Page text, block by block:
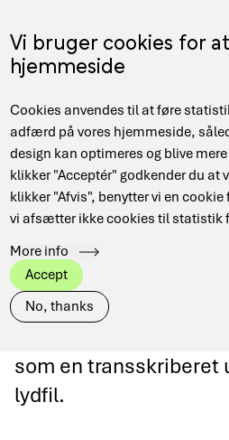
Vi bruger cookies for
hjemmeside
Cookies anvendes til at føre
adfærd på vores hjemmeside,
design kan optimeres og blive
klikker "Acceptér" godkender du
klikker "Afvis", benytter vi en
vi afsætter ikke cookies til statistik
More info
Accept
No, thanks
til
hovedindhold
Main
navigation
Brødkrumme
Hjem Forskningsnettet Tale-til-
Tale-til-
DeiC tale-til-tekst
sikker konvertering af
som en transskriberet
lydfil.